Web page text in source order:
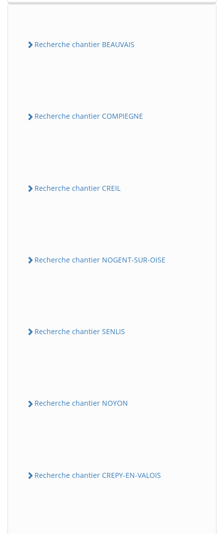
Recherche chantier BEAUVAIS
Recherche chantier COMPIEGNE
Recherche chantier CREIL
Recherche chantier NOGENT-SUR-OISE
Recherche chantier SENLIS
Recherche chantier NOYON
Recherche chantier CREPY-EN-VALOIS